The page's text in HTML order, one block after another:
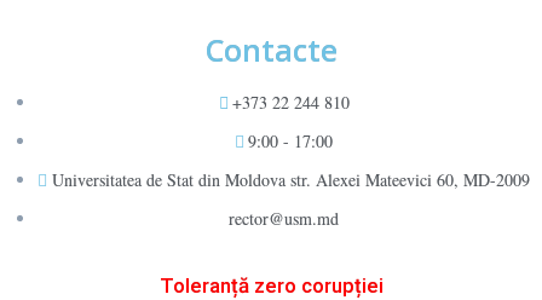
Contacte
+373 22 244 810
9:00 - 17:00
Universitatea de Stat din Moldova str. Alexei Mateevici 60, MD-2009
rector@usm.md
Toleranță zero corupției